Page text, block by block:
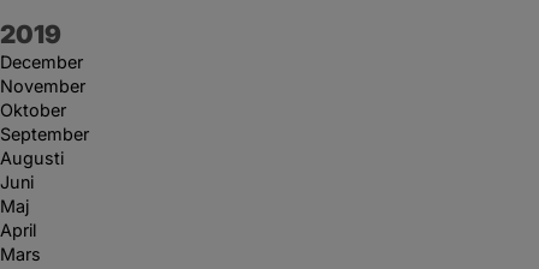
År:
2019
December
November
Oktober
September
Augusti
Juni
Maj
April
Mars